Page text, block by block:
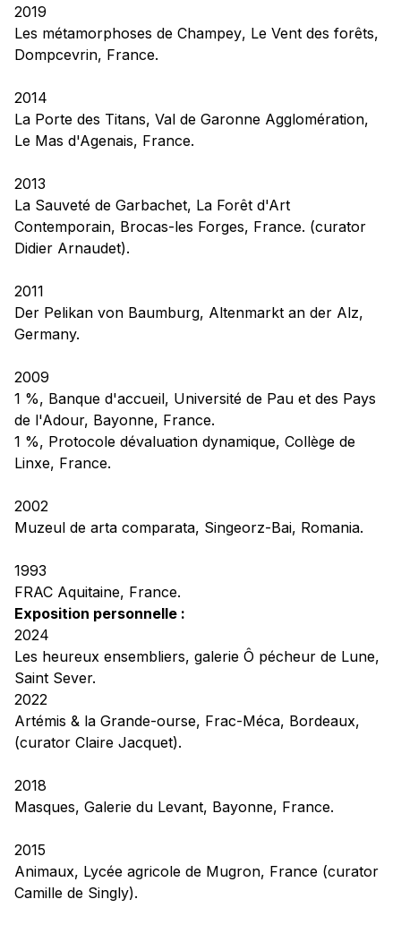
2019
Les métamorphoses de Champey, Le Vent des forêts,
Dompcevrin, France.
2014
La Porte des Titans, Val de Garonne Agglomération,
Le Mas d'Agenais, France.
2013
La Sauveté de Garbachet, La Forêt d'Art
Contemporain, Brocas-les Forges, France. (curator
Didier Arnaudet).
2011
Der Pelikan von Baumburg, Altenmarkt an der Alz,
Germany.
2009
1 %, Banque d'accueil, Université de Pau et des Pays
de l'Adour, Bayonne, France.
1 %, Protocole dévaluation dynamique, Collège de
Linxe, France.
2002
Muzeul de arta comparata, Singeorz-Bai, Romania.
1993
FRAC Aquitaine, France.
Exposition personnelle :
2024
Les heureux ensembliers, galerie Ô pécheur de Lune,
Saint Sever.
2022
Artémis & la Grande-ourse, Frac-Méca, Bordeaux,
(curator Claire Jacquet).
2018
Masques, Galerie du Levant, Bayonne, France.
2015
Animaux, Lycée agricole de Mugron, France (curator
Camille de Singly).